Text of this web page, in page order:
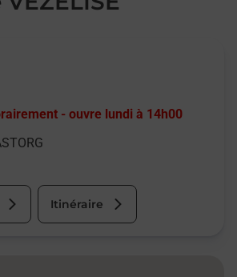
- ouvre lundi à 14h00
Itinéraire